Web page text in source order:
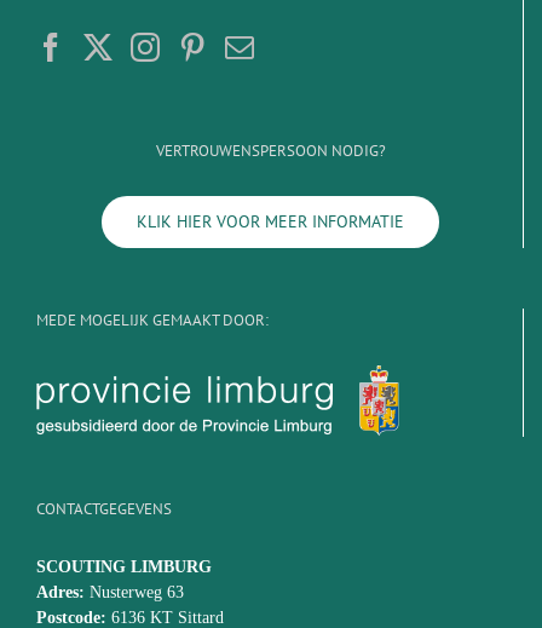
VERTROUWENSPERSOON NODIG?
KLIK HIER VOOR MEER INFORMATIE
MEDE MOGELIJK GEMAAKT DOOR:
CONTACTGEGEVENS
SCOUTING LIMBURG
Adres: Nusterweg 63
Postcode: 6136 KT Sittard